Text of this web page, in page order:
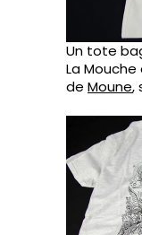
Un tote
La
de Moune,